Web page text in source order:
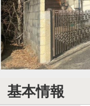
基本情報